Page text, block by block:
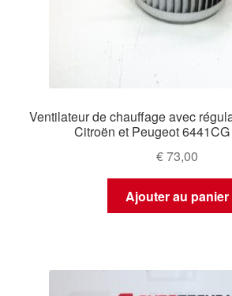
Ventilateur de chauffage avec
Citroën et Peugeot
€73,00
Ajouter au panier